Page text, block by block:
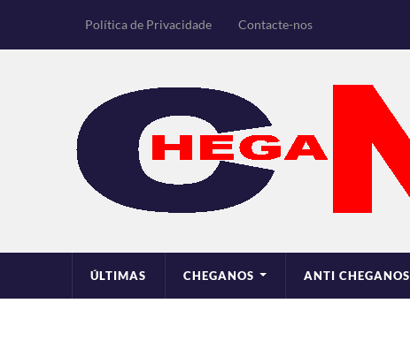
Política de Privacidade Contacte-nos
ÚLTIMAS CHEGANOS ANTI CHEGANOS